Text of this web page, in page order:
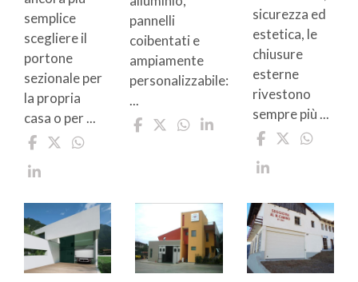
semplice
scegliere il
portone
sezionale per
la propria
casa o per ...
pannelli
coibentati e
ampiamente
personalizzabile:
...
sicurezza ed
estetica, le
chiusure
esterne
rivestono
sempre più ...